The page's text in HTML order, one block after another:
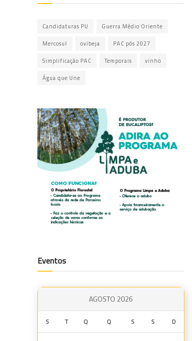
Candidaturas PU Guerra Médio Oriente
Mercosul ovibeja PAC pós 2027
Simplificação PAC Temporais vinho
Água que Une
Eventos
AGOSTO 2026
S T Q Q S S D